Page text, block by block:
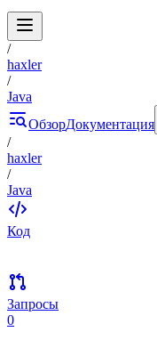
/
haxler
/
Java
ОбзорДокументация
/
haxler
/
Java
Код
Запросы
0